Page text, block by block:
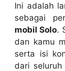
Ini adalah
sebagai
mobil Solo.
dan kamu
serta isi
dari